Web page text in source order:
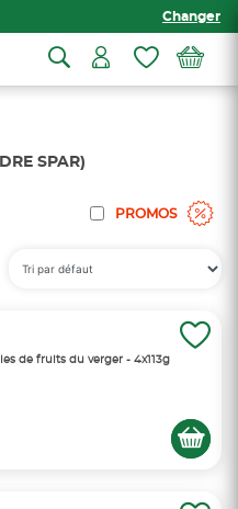
Changer
SPAR)
PROMOS
de fruits du verger - 4x113g